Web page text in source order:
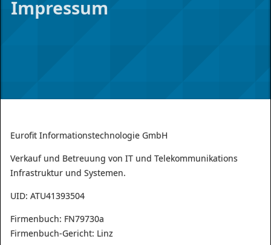
Portal
Impressum
Eurofit Informationstechnologie GmbH
Verkauf und Betreuung von IT und Telekommunikations
Infrastruktur und Systemen.
UID: ATU41393504
Firmenbuch: FN79730a
Firmenbuch-Gericht: Linz